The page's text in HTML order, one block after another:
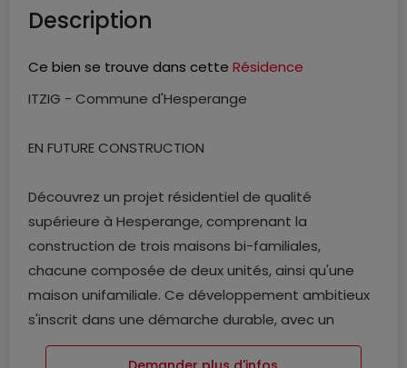
Description
Ce bien se trouve dans cette Résidence
ITZIG - Commune d'Hesperange
EN FUTURE CONSTRUCTION
Découvrez un projet résidentiel de qualité
supérieure à Hesperange, comprenant la
construction de trois maisons bi-familiales,
chacune composée de deux unités, ainsi qu'une
maison unifamiliale. Ce développement ambitieux
s'inscrit dans une démarche durable, avec un
Passeport énergie classé ABA, garantissant des